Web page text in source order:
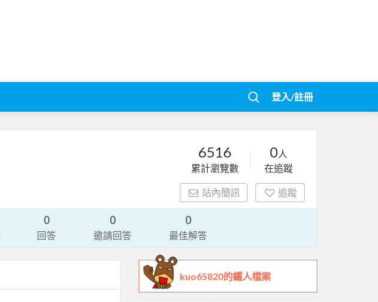
登入/註冊
6516
累計瀏覽數
0人
在追蹤
站內簡訊 追蹤
0
回答
0
邀請回答
0
最佳解答
kuo65820的鐵人檔案